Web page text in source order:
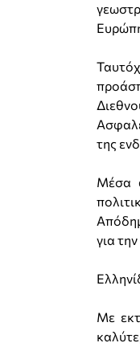
της
Μέσα
για
Με